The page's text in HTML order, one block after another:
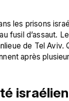
les prisons
fusil d’assaut.
de Tel Aviv.
après